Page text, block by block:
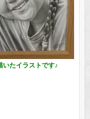
いたイラストです♪